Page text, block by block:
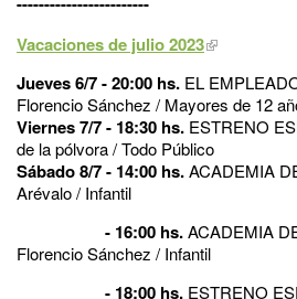
Vacaciones de julio 2023
Jueves 6/7 - 20:00 hs. EL
Florencio Sánchez / Mayores de 12
Viernes 7/7 - 18:30 hs. ESTRENO
de la pólvora / Todo Público
Sábado 8/7 - 14:00 hs.ACADEMIA
Arévalo / Infantil
- 16:00 hs.ACADEMIA
Florencio Sánchez / Infantil
- 18:00 hs. ESTRENO